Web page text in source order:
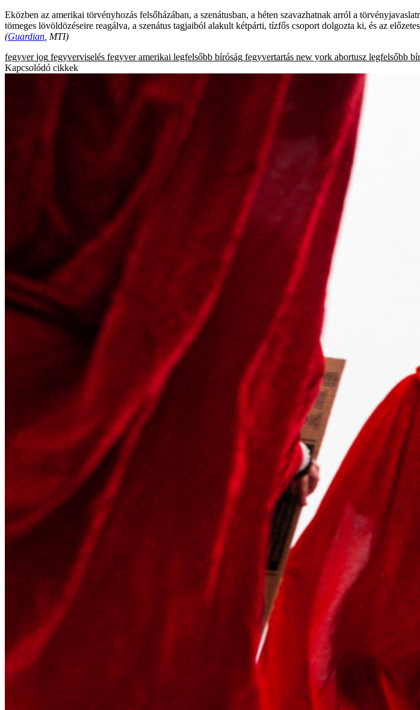
Eközben az amerikai törvényhozás felsőházában, a szenátusban, a héten szavazhatnak arról a
tömeges lövöldözéseire reagálva, a szenátus tagjaiból alakult kétpárti, tízfős csoport dolgozta ki, és az
(Guardian , MTI)
fegyver jog fegyverviselés fegyver amerikai legfelsőbb bíróság fegyvertartás new york abortusz legfelsőbb
Kapcsolódó cikkek